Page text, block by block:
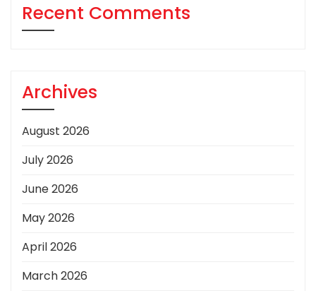
Recent Comments
Archives
August 2026
July 2026
June 2026
May 2026
April 2026
March 2026